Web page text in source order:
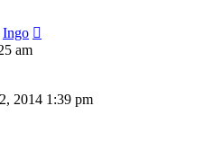
Ingo
am
2014 1:39 pm